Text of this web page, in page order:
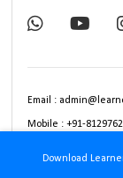
Download
Email :
Mobile : +91-